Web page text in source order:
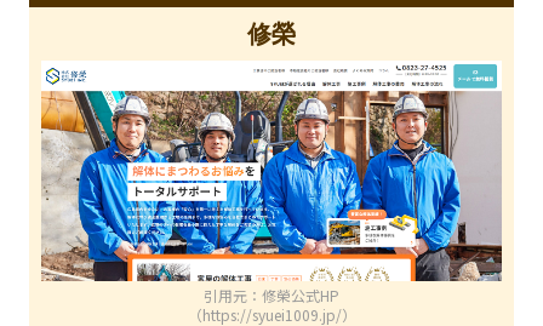
修榮
引用元：修榮公式HP
（https://syuei1009.jp/）